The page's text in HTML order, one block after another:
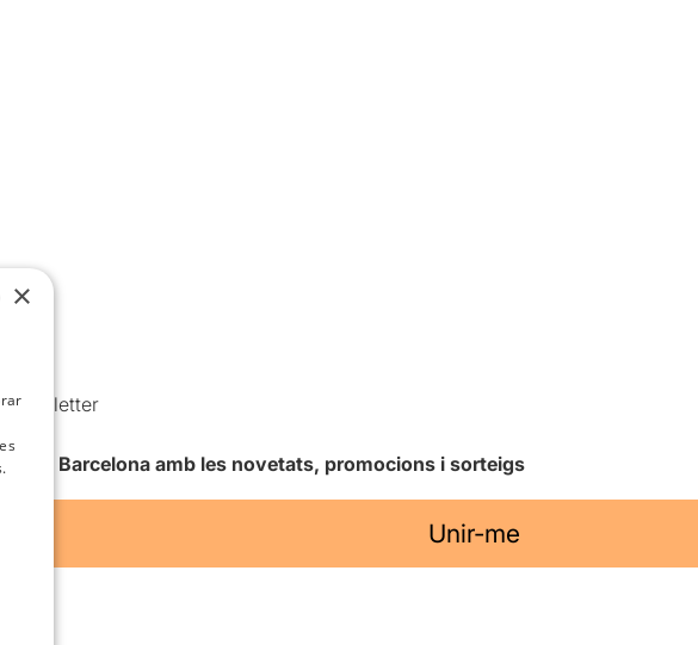
Barcelona amb les novetats, promocions i sorteigs
Unir-me
×